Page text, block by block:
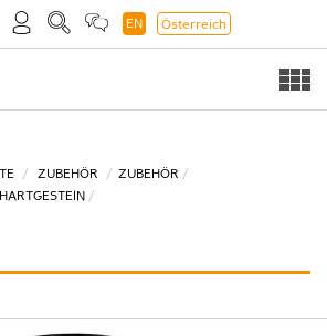
EN Österreich
ZUBEHÖR
ZUBEHÖR